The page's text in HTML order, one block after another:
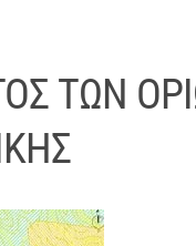
ΤΩΝ